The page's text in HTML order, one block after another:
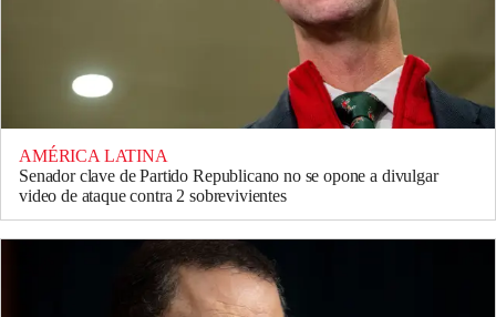
AMÉRICA LATINA
Senador clave de Partido Republicano no se opone a divulgar
video de ataque contra 2 sobrevivientes